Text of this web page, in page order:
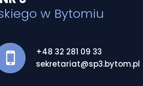
w Bytomiu
+48 32 281 09 33
sekretariat@sp3.bytom.pl